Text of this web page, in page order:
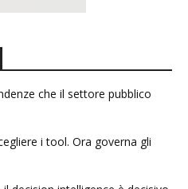
che il settore pubblico
i tool. Ora governa gli